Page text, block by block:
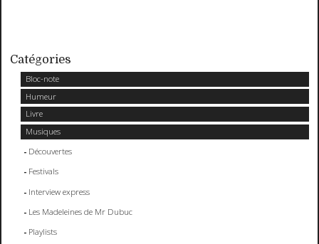
Catégories
Bloc-note
Humeur
Livre
Musiques
Découvertes
Festivals
Interview express
Les Madeleines de Mr Dubuc
Playlists